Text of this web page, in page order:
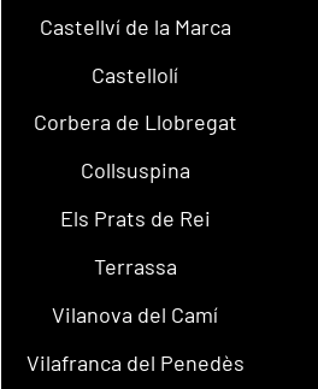
Castellví de la Marca
Castellolí
Corbera de Llobregat
Collsuspina
Els Prats de Rei
Terrassa
Vilanova del Camí
Vilafranca del Penedès